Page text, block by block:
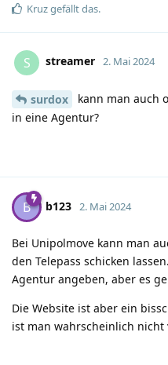
Kruzgefällt das.
S streamer 2. Mai 2024
surdox
kann man auch
in eine Agentur?
B b123 2. Mai 2024
Bei Unipolmove kann man
den Telepass schicken
Agentur angeben, aber es
Die Website ist aber ein
ist man wahrscheinlich nicht